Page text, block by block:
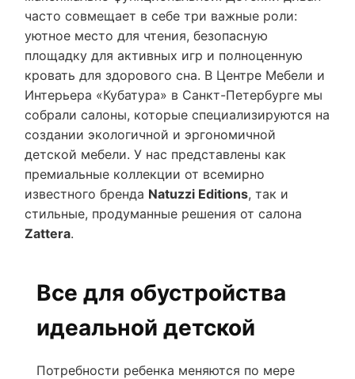
часто совмещает в себе три важные роли:
уютное место для чтения, безопасную
площадку для активных игр и полноценную
кровать для здорового сна. В Центре Мебели и
Интерьера «Кубатура» в Санкт-Петербурге мы
собрали салоны, которые специализируются на
создании экологичной и эргономичной
детской мебели. У нас представлены как
премиальные коллекции от всемирно
известного бренда Natuzzi Editions, так и
стильные, продуманные решения от салона
Zattera.
Все для обустройства
идеальной детской
Потребности ребенка меняются по мере